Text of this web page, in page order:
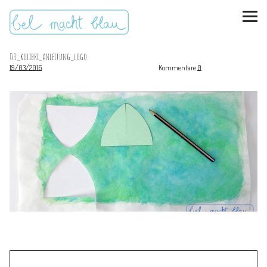
instagrampinterestbloglovin
Malen + basteln
Feste feiern
Kinderzimmer
03_kolibri_anleitung_logo
19/03/2016 Kommentare 0